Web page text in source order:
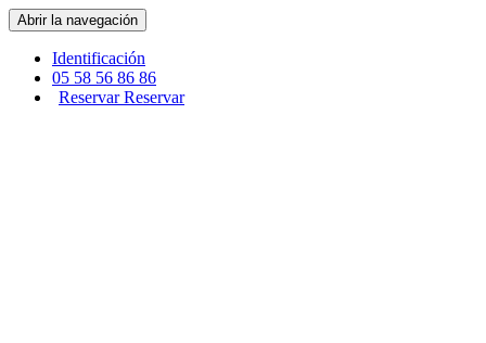
Abrir la navegación
Identificación
05 58 56 86 86
Reservar Reservar
Panel de gestión de cookies